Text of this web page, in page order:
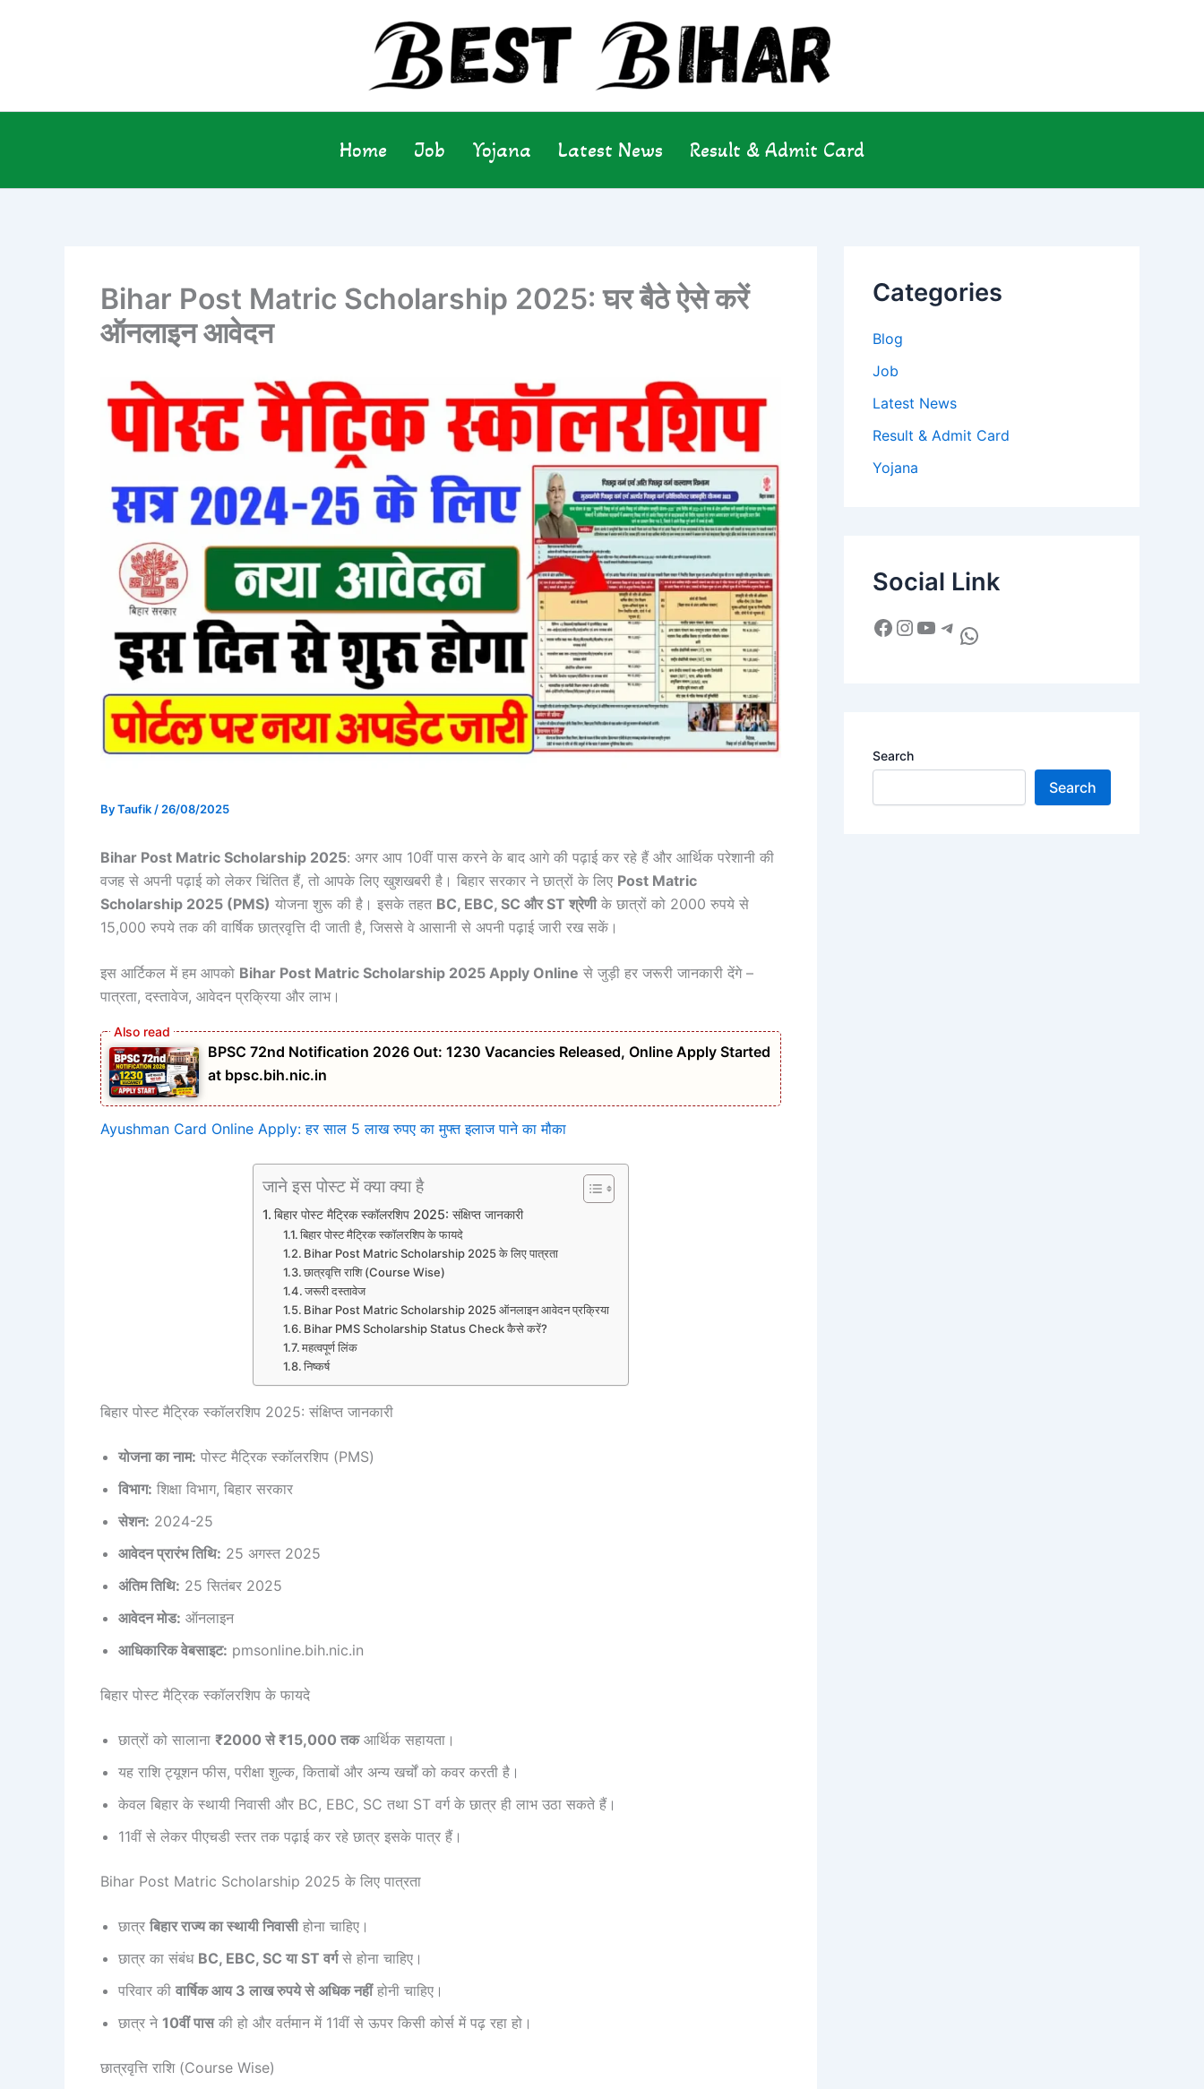
Home Job Yojana Latest News Result & Admit Card
Bihar Post Matric Scholarship 2025: घर बैठे ऐसे करें
ऑनलाइन आवेदन
ByTaufik / 26/08/2025
Bihar Post Matric Scholarship 2025: अगर आप 10वीं पास करने के बाद आगे की पढ़ाई कर रहे हैं और आर्थिक परेशानी की
वजह से अपनी पढ़ाई को लेकर चिंतित हैं, तो आपके लिए खुशखबरी है। बिहार सरकार ने छात्रों के लिए Post Matric
Scholarship 2025 (PMS) योजना शुरू की है। इसके तहत BC, EBC, SC और ST श्रेणीके छात्रों को 2000 रुपये से
15,000 रुपये तक की वार्षिक छात्रवृत्ति दी जाती है, जिससे वे आसानी से अपनी पढ़ाई जारी रख सकें।
इस आर्टिकल में हम आपको Bihar Post Matric Scholarship 2025 Apply Online से जुड़ी हर जरूरी जानकारी देंगे –
पात्रता, दस्तावेज, आवेदन प्रक्रिया और लाभ।
BPSC 72nd Notification 2026 Out: 1230 Vacancies Released, Online Apply Started
at bpsc.bih.nic.in
Ayushman Card Online Apply: हर साल 5 लाख रुपए का मुफ्त इलाज पाने का मौका
जाने इस पोस्ट में क्या क्या है
बिहार पोस्ट मैट्रिक स्कॉलरशिप 2025: संक्षिप्त जानकारी
बिहार पोस्ट मैट्रिक स्कॉलरशिप के फायदे
Bihar Post Matric Scholarship 2025 के लिए पात्रता
छात्रवृत्ति राशि (Course Wise)
जरूरी दस्तावेज
Bihar Post Matric Scholarship 2025 ऑनलाइन आवेदन प्रक्रिया
Bihar PMS Scholarship Status Check कैसे करें?
महत्वपूर्ण लिंक
निष्कर्ष
बिहार पोस्ट मैट्रिक स्कॉलरशिप 2025: संक्षिप्त जानकारी
योजना का नाम: पोस्ट मैट्रिक स्कॉलरशिप (PMS)
विभाग: शिक्षा विभाग, बिहार सरकार
सेशन: 2024-25
आवेदन प्रारंभ तिथि: 25 अगस्त 2025
अंतिम तिथि: 25 सितंबर 2025
आवेदन मोड: ऑनलाइन
आधिकारिक वेबसाइट: pmsonline.bih.nic.in
बिहार पोस्ट मैट्रिक स्कॉलरशिप के फायदे
छात्रों को सालाना ₹2000 से ₹15,000 तकआर्थिक सहायता।
यह राशि ट्यूशन फीस, परीक्षा शुल्क, किताबों और अन्य खर्चों को कवर करती है।
केवल बिहार के स्थायी निवासी और BC, EBC, SC तथा ST वर्ग के छात्र ही लाभ उठा सकते हैं।
11वीं से लेकर पीएचडी स्तर तक पढ़ाई कर रहे छात्र इसके पात्र हैं।
Bihar Post Matric Scholarship 2025 के लिए पात्रता
छात्र बिहार राज्य का स्थायी निवासीहोना चाहिए।
छात्र का संबंध BC, EBC, SC या ST वर्गसे होना चाहिए।
परिवार की वार्षिक आय 3 लाख रुपये से अधिक नहींहोनी चाहिए।
छात्र ने 10वीं पासकी हो और वर्तमान में 11वीं से ऊपर किसी कोर्स में पढ़ रहा हो।
छात्रवृत्ति राशि (Course Wise)
Categories
Blog
Job
Latest News
Result & Admit Card
Yojana
Social Link
Search
Search